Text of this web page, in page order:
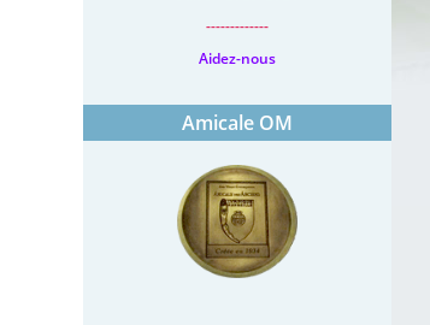
-------------
Aidez-nous
Amicale OM